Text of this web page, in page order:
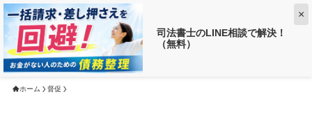
司法書士のLINE相談で解決！
（無料）
×
【返済がお得に!?】 借金がいくら減るか調べる ➡
ホーム 督促